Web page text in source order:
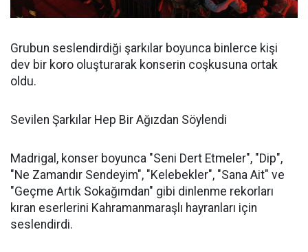
Grubun seslendirdiği şarkılar boyunca binlerce kişi
dev bir koro oluşturarak konserin coşkusuna ortak
oldu.
Sevilen Şarkılar Hep Bir Ağızdan Söylendi
Madrigal, konser boyunca "Seni Dert Etmeler", "Dip",
"Ne Zamandır Sendeyim", "Kelebekler", "Sana Ait" ve
"Geçme Artık Sokağımdan" gibi dinlenme rekorları
kıran eserlerini Kahramanmaraşlı hayranları için
seslendirdi.